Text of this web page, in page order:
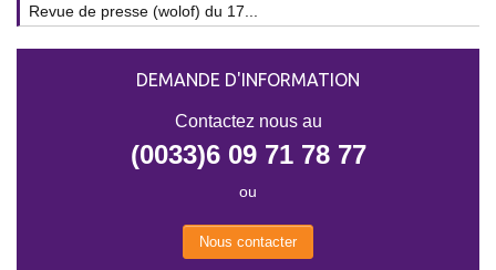
Revue de presse (wolof) du 17...
DEMANDE D'INFORMATION
Contactez nous au
(0033)6 09 71 78 77
ou
Nous contacter